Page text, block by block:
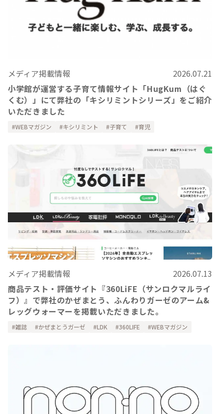
メディア掲載情報
2026.07.21
小学館が運営する子育て情報サイト「HugKum（はぐ
くむ）」にて弊社の「キシリミントシリーズ」をご紹介
いただきました
WEBマガジン キシリミント 子育て 育児
メディア掲載情報
2026.07.13
商品テスト・評価サイト『360LiFE（サンロクマルライ
フ）』で弊社のかぜまとう、ふんわりガーゼのアーム&
レッグウォーマーを掲載いただきました。
雑誌 かぜまとうガーゼ LDK 360LIFE WEBマガジン